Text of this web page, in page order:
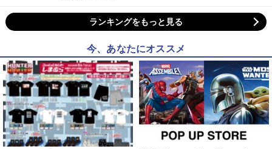
ランキングをもっと見る
今、あなたにオススメ